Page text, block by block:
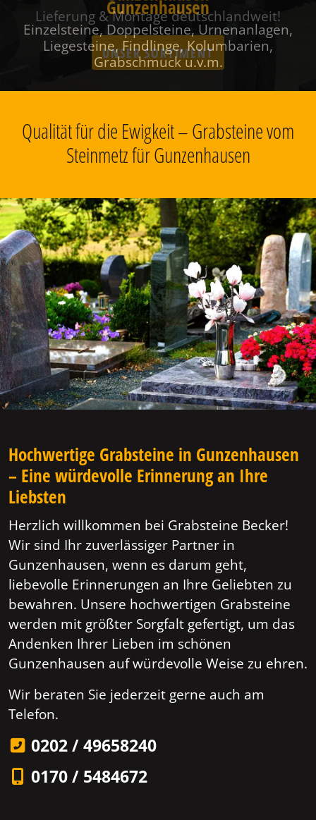
Gunzenhausen
Einzelsteine, Doppelsteine, Urnenanlagen,
Liegesteine, Findlinge, Kolumbarien,
Grabschmuck u.v.m.
Qualität für die Ewigkeit – Grabsteine vom
Steinmetz für Gunzenhausen
Hochwertige Grabsteine in Gunzenhausen
– Eine würdevolle Erinnerung an Ihre
Liebsten
Herzlich willkommen bei Grabsteine Becker!
Wir sind Ihr zuverlässiger Partner in
Gunzenhausen, wenn es darum geht,
liebevolle Erinnerungen an Ihre Geliebten zu
bewahren. Unsere hochwertigen Grabsteine
werden mit größter Sorgfalt gefertigt, um das
Andenken Ihrer Lieben im schönen
Gunzenhausen auf würdevolle Weise zu ehren.
Wir beraten Sie jederzeit gerne auch am
Telefon.
0202 / 49658240
0170 / 5484672